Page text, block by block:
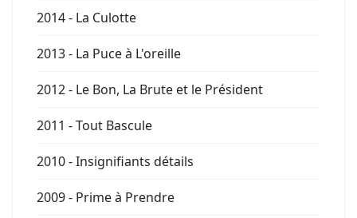
2014 - La Culotte
2013 - La Puce à L'oreille
2012 - Le Bon, La Brute et le Président
2011 - Tout Bascule
2010 - Insignifiants détails
2009 - Prime à Prendre